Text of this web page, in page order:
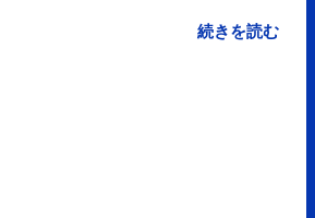
続きを読む